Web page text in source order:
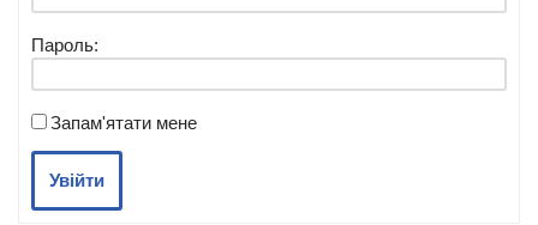
Пароль:
Запам'ятати мене
Увійти